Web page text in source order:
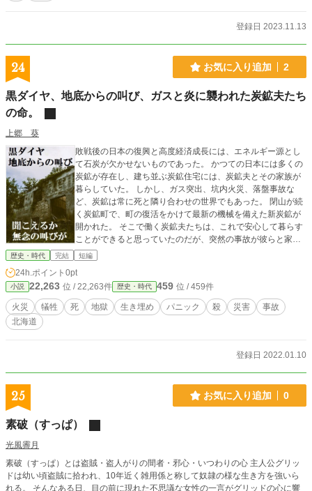
登録日 2023.11.13
24 お気に入り追加 2
黒ダイヤ、地底からの叫び、ガスと炎に襲われた炭鉱夫たち
の命。
上郷 葵
敗戦後の日本の復興と高度経済成長には、エネルギー源とし
て石炭が欠かせないものであった。 かつての日本には多くの
炭鉱が存在し、建ち並ぶ炭鉱住宅には、炭鉱夫とその家族が
暮らしていた。 しかし、ガス突出、坑内火災、落盤事故な
ど、炭鉱は常に死と隣り合わせの世界でもあった。 閉山が続
く炭鉱町で、町の復活をかけて最新の機械を備えた新炭鉱が
開かれた。 そこで働く炭鉱夫たちは、これで安心して暮らす
ことができると思っていたのだが、突然の事故が彼らと家族
を襲うのであった。 戦後日本の繁栄を支えた名もなき者た
歴史・時代 完結 短編
24h.ポイント 0pt
小説 22,263 位 / 22,263件 歴史・時代 459 位 / 459件
火災 犠牲 死 地獄 生き埋め パニック 殺 災害
事故
北海道
登録日 2022.01.10
25 お気に入り追加 0
素破（すっぱ）
光風霽月
素破（すっぱ）とは盗賊・盗人がりの間者・邪心・いつわりの心 主人公グリッ
ドは幼い頃盗賊に拾われ、10年近く雑用係と称して奴隷の様な生き方を強いら
れる。 そんなある日、目の前に現れた不思議な女性の一言がグリッドの心に響